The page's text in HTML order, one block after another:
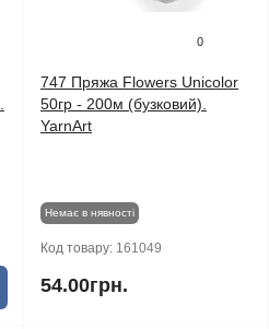
0
747 Пряжа Flowers Unicolor
50гр - 200м (бузковий).
YarnArt
Немає в нявності
Код товару: 161049
54.00грн.